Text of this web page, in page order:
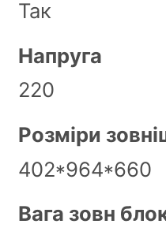
Так
Напруга
220
Розміри
402*964*660
Вага зовн